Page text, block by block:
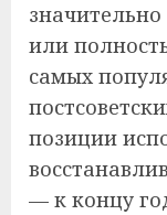
или
самых
позиции
— к концу